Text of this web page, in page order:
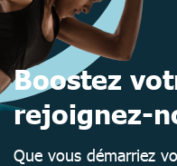
Boostez
rejoignez-
Que vous démarriez